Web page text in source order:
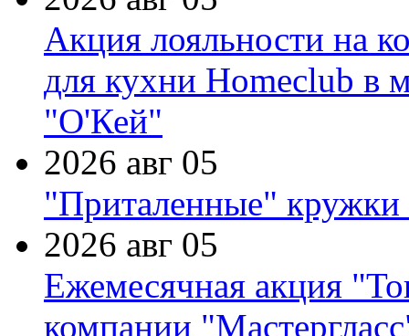
Акция лояльности на
для кухни Homeclub в
"О'Кей"
2026 авг 05
"Приталенные" кружки
2026 авг 05
Ежемесячная акция
компании